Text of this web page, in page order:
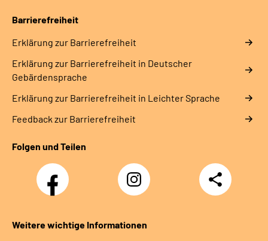
Barrierefreiheit
Erklärung zur Barrierefreiheit
Erklärung zur Barrierefreiheit in Deutscher
Gebärdensprache
Erklärung zur Barrierefreiheit in Leichter Sprache
Feedback zur Barrierefreiheit
Folgen und Teilen
Facebook
Klinik
Sonnenblick
Instagram
Klinik
Sonnenblick
Teilen
Weitere wichtige Informationen